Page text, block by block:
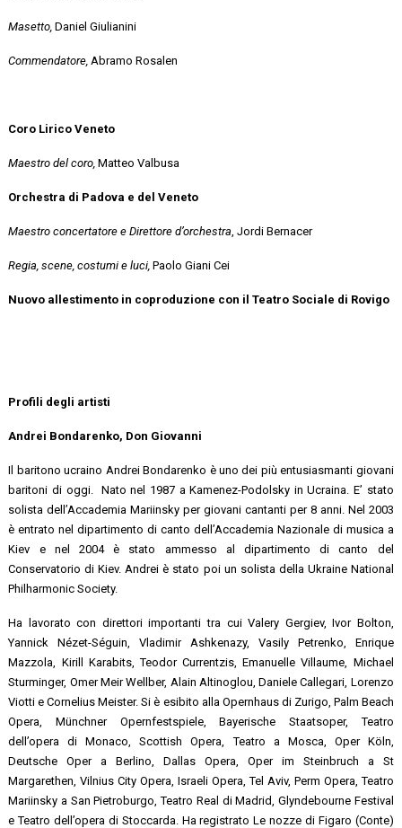
Masetto,Daniel Giulianini
Commendatore, Abramo Rosalen
Coro Lirico Veneto
Maestro del coro, Matteo Valbusa
Orchestra di Padova e del Veneto
Maestro concertatore e Direttore d’orchestra , Jordi Bernacer
Regia, scene, costumi e luci, Paolo Giani Cei
Nuovo allestimento in coproduzione con il Teatro Sociale di Rovigo
Profili degli artisti
Andrei Bondarenko, Don Giovanni
Il baritono ucraino Andrei Bondarenko è uno dei più entusiasmanti giovani
baritoni di oggi. Nato nel 1987 a Kamenez-Podolsky in Ucraina. E’ stato
solista dell’Accademia Mariinsky per giovani cantanti per 8 anni. Nel 2003
è entrato nel dipartimento di canto dell’Accademia Nazionale di musica a
Kiev e nel 2004 è stato ammesso al dipartimento di canto del
Conservatorio di Kiev. Andrei è stato poi un solista della Ukraine National
Philharmonic Society.
Ha lavorato con direttori importanti tra cui Valery Gergiev, Ivor Bolton,
Yannick Nézet-Séguin, Vladimir Ashkenazy, Vasily Petrenko, Enrique
Mazzola, Kirill Karabits, Teodor Currentzis, Emanuelle Villaume, Michael
Sturminger, Omer Meir Wellber, Alain Altinoglou, Daniele Callegari, Lorenzo
Viotti e Cornelius Meister. Si è esibito alla Opernhaus di Zurigo, Palm Beach
Opera, Münchner Opernfestspiele, Bayerische Staatsoper, Teatro
dell’opera di Monaco, Scottish Opera, Teatro a Mosca, Oper Köln,
Deutsche Oper a Berlino, Dallas Opera, Oper im Steinbruch a St
Margarethen, Vilnius City Opera, Israeli Opera, Tel Aviv, Perm Opera, Teatro
Mariinsky a San Pietroburgo, Teatro Real di Madrid, Glyndebourne Festival
e Teatro dell’opera di Stoccarda. Ha registrato Le nozze di Figaro (Conte)